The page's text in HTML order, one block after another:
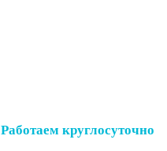
Работаем круглосуточно